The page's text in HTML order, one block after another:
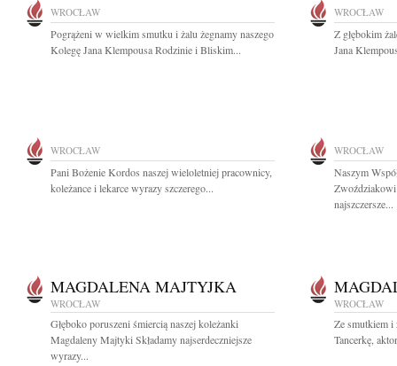
WROCŁAW
Pogrążeni w wielkim smutku i żalu żegnamy naszego
Kolegę Jana Klempousa Rodzinie i Bliskim...
WROCŁAW
Z głębokim
Jana
WROCŁAW
Pani Bożenie Kordos naszej wieloletniej pracownicy,
koleżance i lekarce wyrazy szczerego...
WROCŁAW
Naszym
najszczersze...
MAGDALENA MAJTYJKA
WROCŁAW
Głęboko poruszeni śmiercią naszej koleżanki
Magdaleny Majtyki Składamy najserdeczniejsze
wyrazy...
WROCŁAW
Ze smutkiem i
Tancerkę,